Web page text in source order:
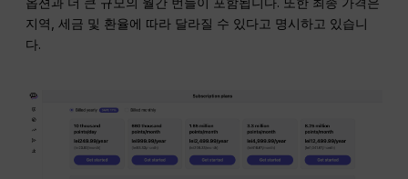
지역, 세금 및 환율에 따라 달라질 수 있다고 명시하고 있습니
다.